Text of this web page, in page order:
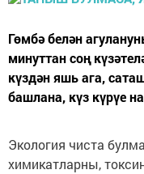
Гөмбә белән
минуттан соң
күздән яшь ага,
башлана, күз күрүе
Экология чиста
химикатларны,